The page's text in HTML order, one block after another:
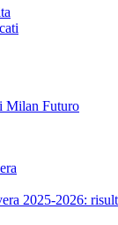
Milan Futuro
2025-2026: